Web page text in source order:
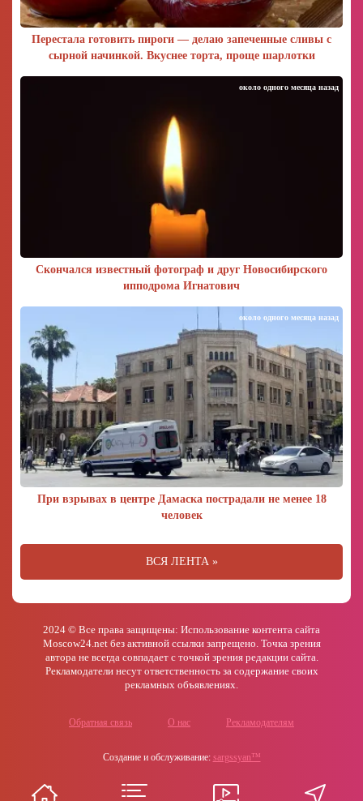
Перестала готовить пироги — делаю запеченные сливы с
сырной начинкой. Вкуснее торта, проще шарлотки
Скончался известный фотограф и друг Новосибирского
ипподрома Игнатович
около одного месяца назад
При взрывах в центре Дамаска пострадали не менее 18
человек
около одного месяца назад
ВСЯ ЛЕНТА »
2024 © Все права защищены: Использование контента сайта
Moscow24.net без активной ссылки запрещено. Точка зрения
автора не всегда совпадает с точкой зрения редакции сайта.
Рекламодатели несут ответственность за содержание своих
рекламных объявлениях.
Обратная связь О нас Рекламодателям
Создание и обслуживание: sargssyan™